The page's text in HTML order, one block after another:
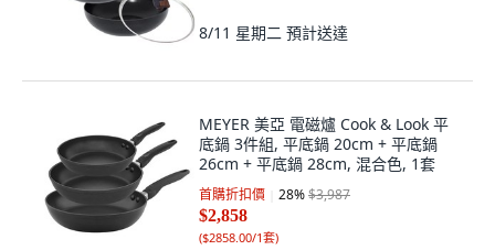
8/11 星期二 預計送達
MEYER 美亞 電磁爐 Cook & Look 平
底鍋 3件組, 平底鍋 20cm + 平底鍋
26cm + 平底鍋 28cm, 混合色, 1套
首購折扣價 28%$3,987
$2,858
($2858.00/1套)